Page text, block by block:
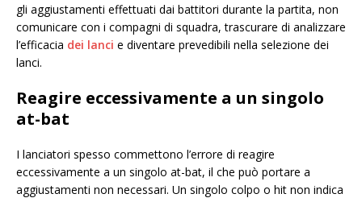
gli aggiustamenti effettuati dai battitori durante la partita, non
comunicare con i compagni di squadra, trascurare di analizzare
l’efficacia dei lanci e diventare prevedibili nella selezione dei
lanci.
Reagire eccessivamente a un singolo
at-bat
I lanciatori spesso commettono l’errore di reagire
eccessivamente a un singolo at-bat, il che può portare a
aggiustamenti non necessari. Un singolo colpo o hit non indica